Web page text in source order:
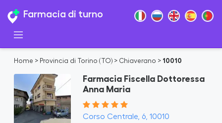
Farmacia di turno
Home > Provincia di Torino (TO) > Chiaverano > 10010
Farmacia Fiscella Dottoressa
Anna Maria
Corso Centrale, 6, 10010